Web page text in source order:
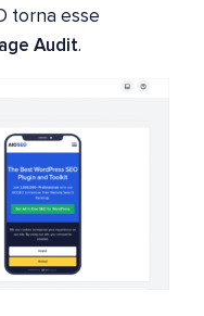
torna esse
Audit.